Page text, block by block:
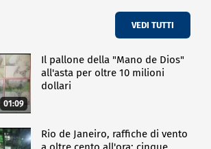
VEDI TUTTI
01:09
Il pallone della "Mano de Dios"
all'asta per oltre 10 milioni
dollari
Rio de Janeiro, raffiche di vento